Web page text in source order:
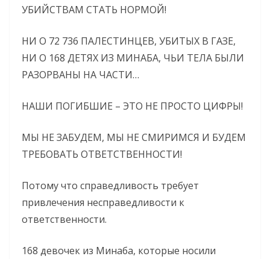
УБИЙСТВАМ СТАТЬ НОРМОЙ!
НИ О 72 736 ПАЛЕСТИНЦЕВ, УБИТЫХ В ГАЗЕ,
НИ О 168 ДЕТЯХ ИЗ МИНАБА, ЧЬИ ТЕЛА БЫЛИ
РАЗОРВАНЫ НА ЧАСТИ…
НАШИ ПОГИБШИЕ – ЭТО НЕ ПРОСТО ЦИФРЫ!
МЫ НЕ ЗАБУДЕМ, МЫ НЕ СМИРИМСЯ И БУДЕМ
ТРЕБОВАТЬ ОТВЕТСТВЕННОСТИ!
Потому что справедливость требует
привлечения несправедливости к
ответственности.
168 девочек из Минаба, которые носили